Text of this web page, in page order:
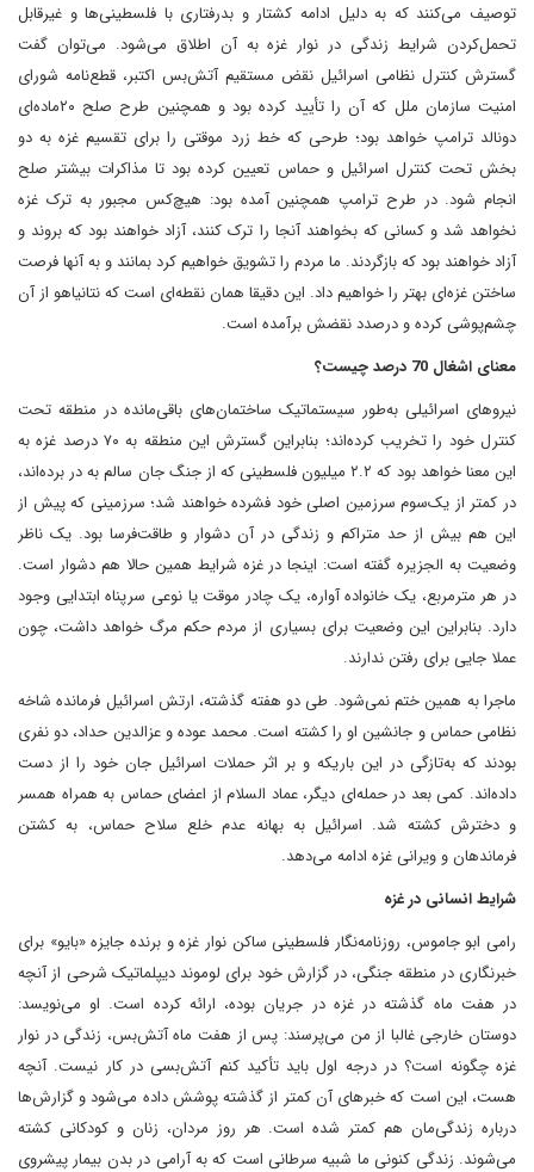
توصیف می‌کنند که به دلیل ادامه کشتار و بدرفتاری با فلسطینی‌ها و غیرقابل
تحمل‌کردن شرایط زندگی در نوار غزه به آن اطلاق می‌شود. می‌توان گفت
گسترش کنترل نظامی اسرائیل نقض مستقیم آتش‌بس اکتبر، قطع‌نامه شورای
امنیت سازمان ملل که آن را تأیید کرده بود‌ و همچنین طرح صلح ۲۰‌ماده‌ای
دونالد ترامپ خواهد بود؛ طرحی که خط زرد موقتی را برای تقسیم غزه به دو
بخش تحت کنترل اسرائیل و حماس تعیین کرده بود تا مذاکرات بیشتر صلح
انجام شود. در طرح ترامپ همچنین آمده بود: هیچ‌کس مجبور به ترک غزه
نخواهد شد‌ و کسانی که بخواهند آنجا را ترک کنند، آزاد خواهند بود که بروند و
آزاد خواهند بود که بازگردند. ما مردم را تشویق خواهیم کرد‌ بمانند و به آنها فرصت
ساختن غزه‌ای بهتر را خواهیم داد. این دقیقا همان نقطه‌ای است که نتانیاهو از آن
چشم‌پوشی کرده و درصدد نقضش بر‌آمده است.
‌معنای اشغال 70 درصد چیست؟
نیروهای اسرائیلی به‌طور سیستماتیک ساختمان‌های باقی‌مانده در منطقه تحت
کنترل خود را تخریب کرده‌اند؛ بنابراین گسترش این منطقه به ۷۰ درصد غزه به
این معنا خواهد بود که ۲.۲ میلیون فلسطینی که از جنگ جان سالم به در برده‌اند،
در کمتر از یک‌سوم سرزمین اصلی خود فشرده خواهند شد؛ سرزمینی که پیش از
این هم بیش از حد متراکم و زندگی در آن دشوار و طاقت‌فرسا بود. یک ناظر
وضعیت به الجزیره گفته است: اینجا در غزه شرایط همین حالا هم دشوار است.
در هر متر‌مربع، یک خانواده آواره، یک چادر موقت یا نوعی سرپناه ابتدایی وجود
دارد. بنابراین این وضعیت برای بسیاری از مردم حکم مرگ خواهد داشت، چون
عملا جایی برای رفتن ندارند.
ماجرا به همین ختم نمی‌شود. طی دو هفته گذشته، ارتش اسرائیل فرمانده شاخه
نظامی حماس و جانشین او را کشته است. محمد عوده و عزالدین حداد، دو نفری
بودند که به‌تازگی در این باریکه و بر اثر حملات اسرائیل جان خود را از دست
داده‌اند. کمی بعد در حمله‌ای دیگر، عماد السلام از اعضای حماس به همراه همسر
و دخترش کشته شد. اسرائیل به بهانه عدم خلع سلاح حماس، به کشتن
فرماندهان و ویرانی غزه ادامه می‌دهد.
شرایط انسانی در غزه
رامی ابو جاموس، روزنامه‌نگار فلسطینی ساکن نوار غزه و برنده جایزه «بایو» برای
خبرنگاری در منطقه جنگی، در گزارش خود برای لوموند دیپلماتیک شرحی از آنچه
در هفت ماه گذشته در غزه در جریان بوده، ارائه کرده است. او می‌نویسد:
دوستان خارجی غالبا از من می‌پرسند: پس از هفت ماه آتش‌بس، زندگی در نوار
غزه چگونه است؟ در درجه اول باید تأکید کنم آتش‌بسی در کار نیست. آنچه
هست، این است که خبرهای آن کمتر از گذشته پوشش داده می‌شود و گزارش‌ها
درباره زندگی‌مان هم کمتر شده است. هر روز مردان، زنان و کودکانی کشته
می‌شوند. زندگی کنونی ما شبیه سرطانی است که به آرامی در بدن بیمار پیشروی